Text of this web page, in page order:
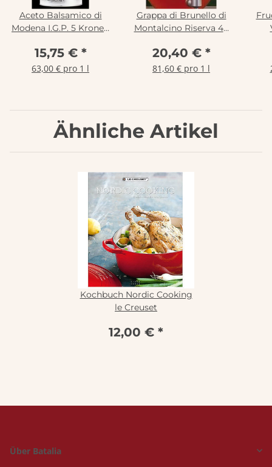
Aceto Balsamico di
Modena I.G.P. 5 Kronen
15,75 € *
63,00 € pro 1 l
Grappa di Brunello di
Montalcino Riserva 40
20,40 € *
81,60 € pro 1 l
Ähnliche Artikel
Kochbuch Nordic Cooking
le Creuset
12,00 € *
Über Batalia